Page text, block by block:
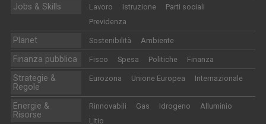
Jobs & Skills Lavoro Istruzione
Parti sociali
Previdenza
Planet Sostenibilità Ambiente
Finanza pubblica Fisco Spesa Politiche Finanza
Strategie &
Regole
Eurozona Unione Europea Internazionale
Energie &
Risorse
Rinnovabili Gas Idrogeno
Alluminio
Litio